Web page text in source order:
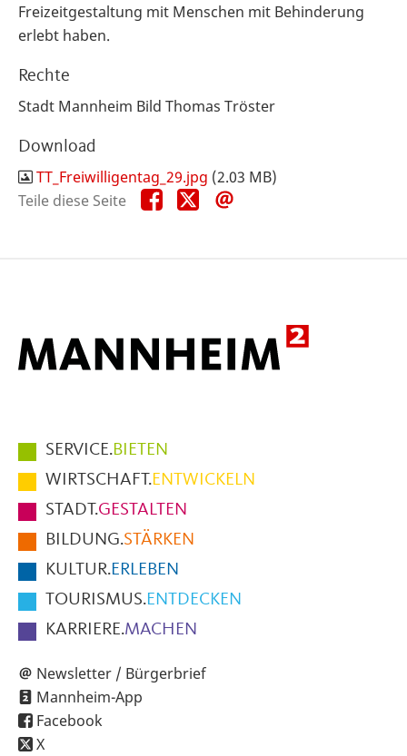
Freizeitgestaltung mit Menschen mit Behinderung
erlebt haben.
Rechte
Stadt Mannheim Bild Thomas Tröster
Download
TT_Freiwilligentag_29.jpg (2.03 MB)
Teile diese Seite
Teile
diese
Teile
diese
Hauptmenüpunkte
im
Fußbereich
der
Seite
SERVICE.BIETEN
WIRTSCHAFT.ENTWICKELN
STADT.GESTALTEN
BILDUNG.STÄRKEN
KULTUR.ERLEBEN
TOURISMUS.ENTDECKEN
KARRIERE.MACHEN
Newsletter / Bürgerbrief
Mannheim-App
Facebook
X